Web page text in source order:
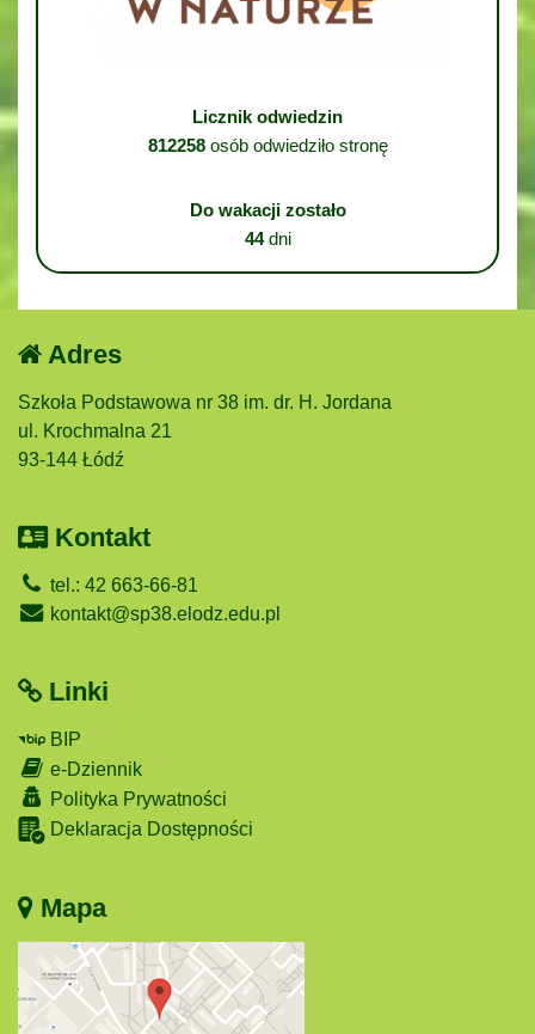
Licznik odwiedzin
812258osób odwiedziło stronę
Do wakacji zostało
44dni
Adres
Szkoła Podstawowa nr 38 im. dr. H. Jordana
ul. Krochmalna 21
93-144 Łódź
Kontakt
tel.: 42 663-66-81
kontakt@sp38.elodz.edu.pl
Linki
BIP
e-Dziennik
Polityka Prywatności
Deklaracja Dostępności
Mapa